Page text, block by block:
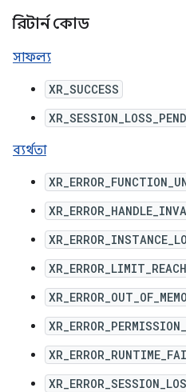
রিটার্ন কোড
সাফল্য
XR_SUCCESS
ব্যর্থতা